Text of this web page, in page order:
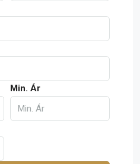
Min. Ár